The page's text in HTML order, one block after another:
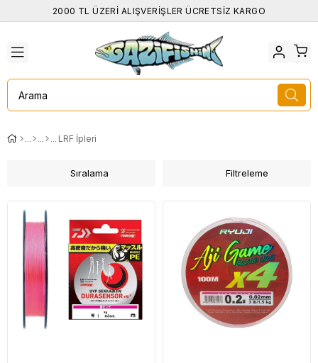
2000 TL ÜZERİ ALIŞVERİŞLER ÜCRETSİZ KARGO
LRF İpleri
Filtreleme
Sıralama